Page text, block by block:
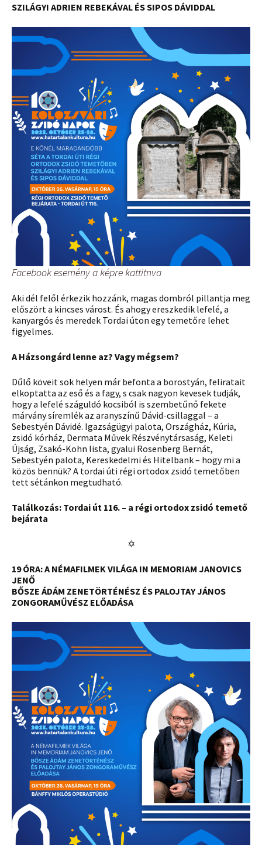
SZILÁGYI ADRIEN REBEKÁVAL ÉS SIPOS DÁVIDDAL
Facebook esemény a képre kattitnva
Aki dél felől érkezik hozzánk, magas dombról pillantja meg
előszört a kincses várost. És ahogy ereszkedik lefelé, a
kanyargós és meredek Tordai úton egy temetőre lehet
figyelmes.
A Házsongárd lenne az? Vagy mégsem?
Dűlő köveit sok helyen már befonta a borostyán, feliratait
elkoptatta az eső és a fagy, s csak nagyon kevesek tudják,
hogy a lefelé száguldó kocsiból is szembetűnő fekete
márvány síremlék az aranyszínű Dávid-csillaggal – a
Sebestyén Dávidé. Igazságügyi palota, Országház, Kúria,
zsidó kórház, Dermata Művek Részvénytársaság, Keleti
Újság, Zsakó-Kohn lista, gyalui Rosenberg Bernát,
Sebestyén palota, Kereskedelmi és Hitelbank – hogy mi a
közös bennük? A tordai úti régi ortodox zsidó temetőben
tett sétánkon megtudható.
Találkozás: Tordai út 116. – a régi ortodox zsidó temető
bejárata
✡
19 ÓRA:A NÉMAFILMEK VILÁGA IN MEMORIAM JANOVICS
JENŐ
BŐSZE ÁDÁM ZENETÖRTÉNÉSZ ÉS PALOJTAY JÁNOS
ZONGORAMŰVÉSZ ELŐADÁSA